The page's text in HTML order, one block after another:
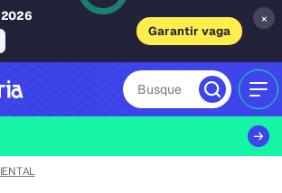
2026
Garantir vaga
×
Busque